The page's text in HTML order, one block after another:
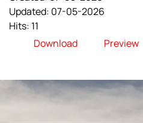
Updated: 07-05-2026
Hits: 11
Download
Preview